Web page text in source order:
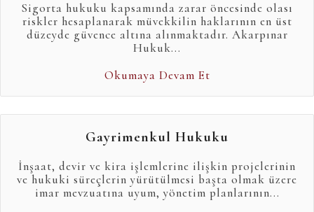
Sigorta hukuku kapsamında zarar öncesinde olası
riskler hesaplanarak müvekkilin haklarının en üst
düzeyde güvence altına alınmaktadır. Akarpınar
Hukuk...
Okumaya Devam Et
Gayrimenkul Hukuku
İnşaat, devir ve kira işlemlerine ilişkin projelerinin
ve hukuki süreçlerin yürütülmesi başta olmak üzere
imar mevzuatına uyum, yönetim planlarının...